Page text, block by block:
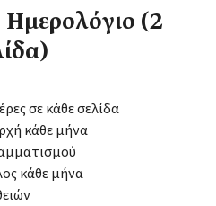
(2
σε κάθε σελίδα
κάθε μήνα
κάθε μήνα